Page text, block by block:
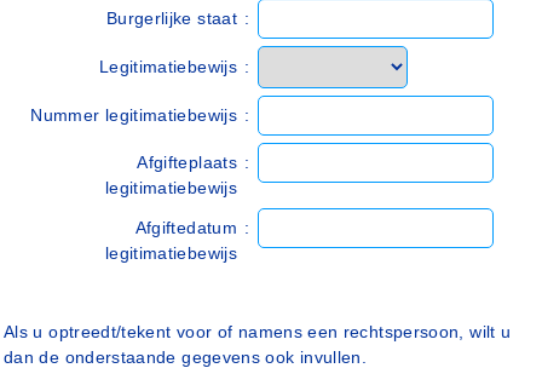
Burgerlijke staat :
Legitimatiebewijs :
Nummer legitimatiebewijs :
Afgifteplaats
legitimatiebewijs
:
Afgiftedatum
legitimatiebewijs
:
Als u optreedt/tekent voor of namens een rechtspersoon, wilt u
dan de onderstaande gegevens ook invullen.